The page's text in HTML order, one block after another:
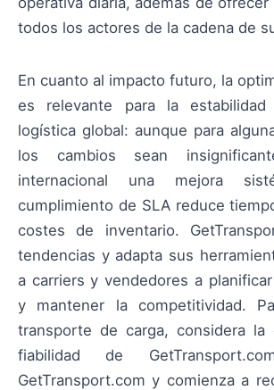
todos los actores de la cadena de
En cuanto al impacto futuro, la
es relevante para la
logística global: aunque para
los cambios sean
internacional una mejora
cumplimiento de SLA reduce
costes de inventario.
tendencias y adapta sus
a carriers y vendedores a
y mantener la competitividad.
transporte de carga, considera la
fiabilidad de
GetTransport.com y comienza a